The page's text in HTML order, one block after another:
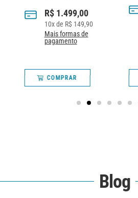
R$ 1.499,00
x deR$149,90
Mais formas de
pagamento
COMPRAR
Blog